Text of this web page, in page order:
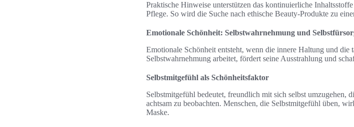
Praktische Hinweise unterstützen das kontinuierliche
Pflege. So wird die Suche nach ethische Beauty-Produkte zu
Emotionale Schönheit: Selbstwahrnehmung und
Emotionale Schönheit entsteht, wenn die innere Haltung und
Selbstwahrnehmung arbeitet, fördert seine Ausstrahlung und
Selbstmitgefühl als Schönheitsfaktor
Selbstmitgefühl bedeutet, freundlich mit sich selbst umzugehen,
achtsam zu beobachten. Menschen, die Selbstmitgefühl üben,
Maske.